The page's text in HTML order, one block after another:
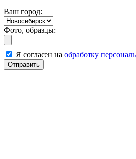
Ваш город:
Фото, образцы:
Я согласен на обработку
Отправить